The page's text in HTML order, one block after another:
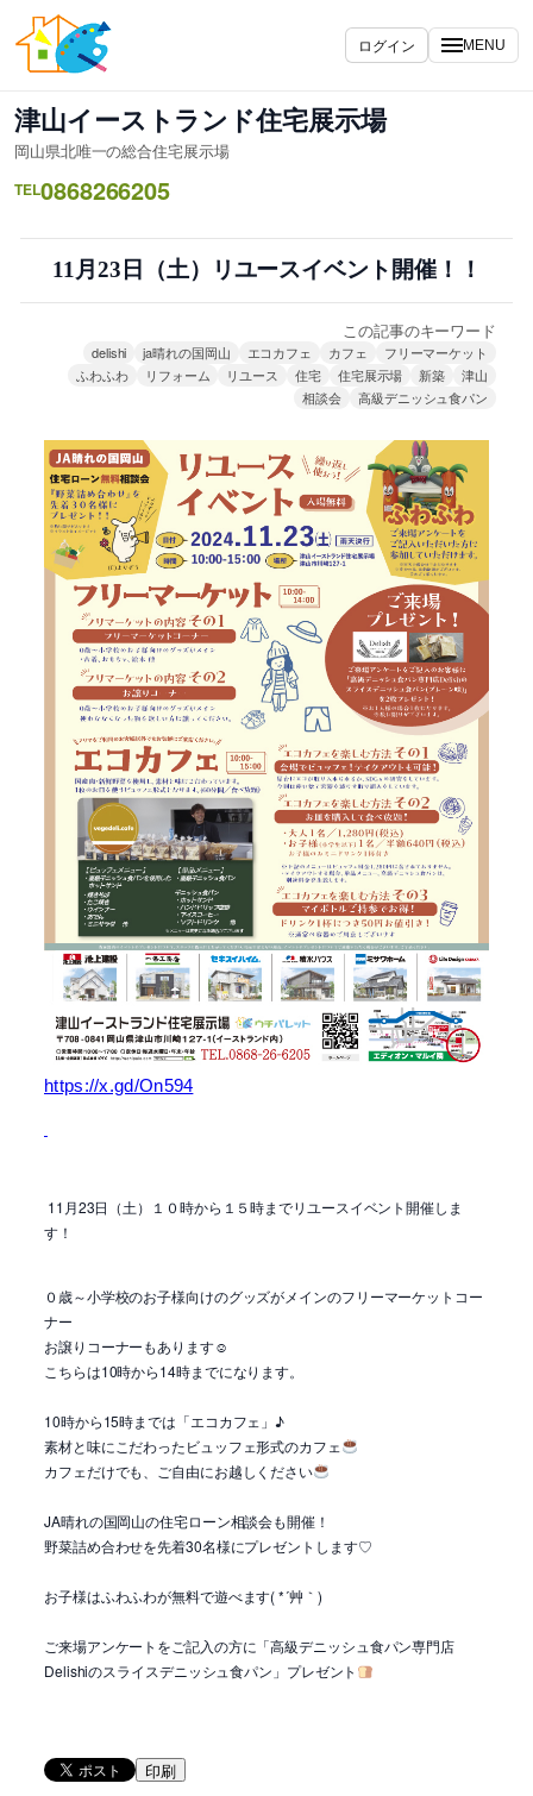
容
ス
キ
ッ
プ
ログイン MENU
津山イーストランド住宅展示場
岡山県北唯一の総合住宅展示場
TEL0868266205
11月23日（土）リユースイベント開催！！
この記事のキーワード
delishi ja晴れの国岡山 エコカフェ カフェ
フリーマーケット
ふわふわ
リフォーム リユース 住宅 住宅展示場 新築
津山
相談会
高級デニッシュ食パン
https://x.gd/On594
11月23日（土）１０時から１５時までリユースイベント開催しま
す！
０歳～小学校のお子様向けのグッズがメインのフリーマーケットコー
ナー
お譲りコーナーもあります☺
こちらは10時から14時までになります。
10時から15時までは「エコカフェ」♪
素材と味にこだわったビュッフェ形式のカフェ
カフェだけでも、ご自由にお越しください
JA晴れの国岡山の住宅ローン相談会も開催！
野菜詰め合わせを先着30名様にプレゼントします♡
お子様はふわふわが無料で遊べます( *´艸｀)
ご来場アンケートをご記入の方に「高級デニッシュ食パン専門店
Delishiのスライスデニッシュ食パン」プレゼント
印刷